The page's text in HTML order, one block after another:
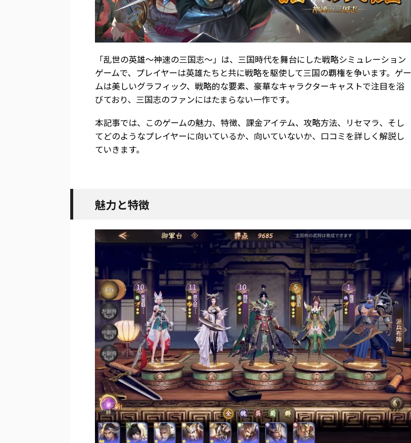
「乱世の英雄～神速の三国志～」は、三国時代を舞台にした戦略シミュレーション
ゲームで、プレイヤーは英雄たちと共に戦略を駆使して三国の覇権を争います。ゲー
ムは美しいグラフィック、戦略的な要素、豪華なキャラクターキャストで注目を浴
びており、三国志のファンにはたまらない一作です。
本記事では、このゲームの魅力、特徴、課金アイテム、攻略方法、リセマラ、そし
てどのようなプレイヤーに向いているか、向いていないか、口コミを詳しく解説し
ていきます。
魅力と特徴